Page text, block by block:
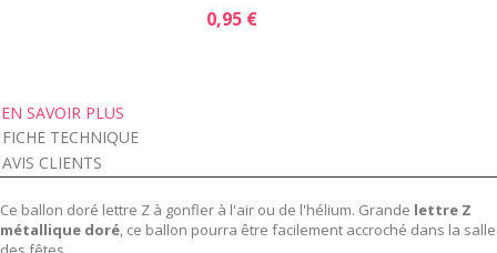
0,95 €
EN SAVOIR PLUS
FICHE TECHNIQUE
AVIS CLIENTS
Ce ballon doré lettre Z à gonfler à l'air ou de l'hélium. Grande lettre Z
métallique doré , ce ballon pourra être facilement accroché dans la salle